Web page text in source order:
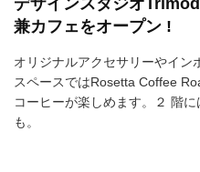
兼カフェをオープン !
オリジナルアクセサリーやイン
スペースではRosetta Coffee
コーヒーが楽しめます。２ 階
も。